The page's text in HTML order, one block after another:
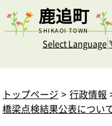
鹿追町
SHIKAOI TOWN
Select Language
トップページ 行政情報
橋梁点検結果公表につい